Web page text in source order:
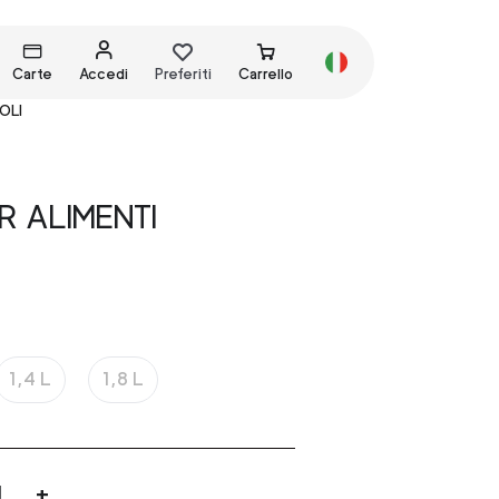
Carte Accedi Preferiti Carrello
ALIMENTI
1,4 L 1,8 L